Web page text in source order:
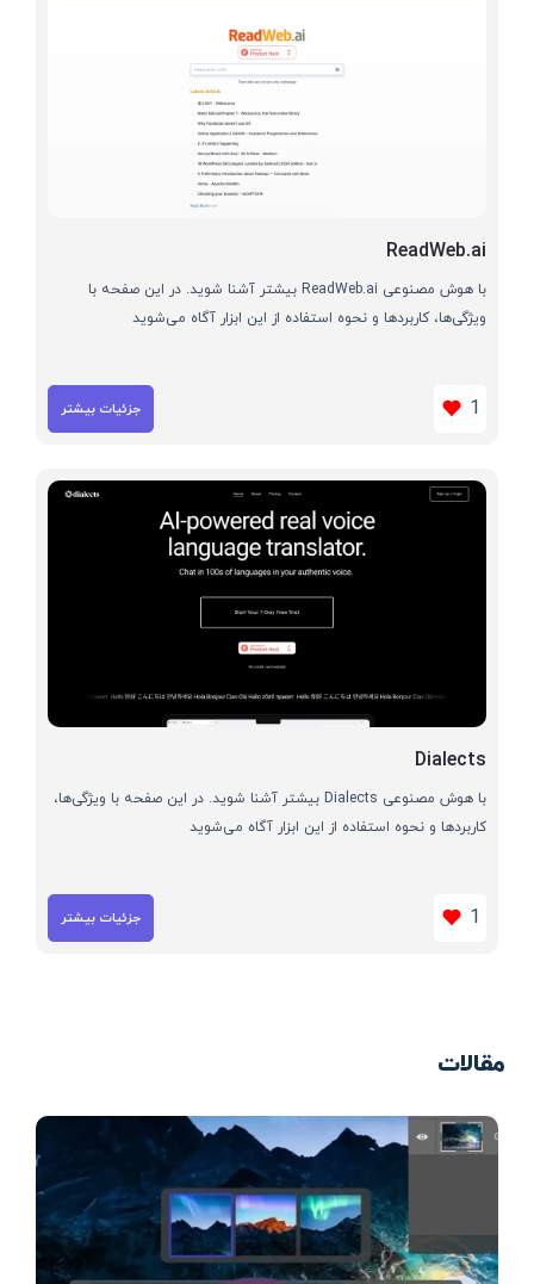
ReadWeb.ai
با هوش مصنوعی ReadWeb.ai بیشتر آشنا شوید. در این صفحه با
ویژگی‌ها، کاربردها و نحوه استفاده از این ابزار آگاه می‌شوید
1 جزئیات بیشتر
Dialects
با هوش مصنوعی Dialects بیشتر آشنا شوید. در این صفحه با ویژگی‌ها،
کاربردها و نحوه استفاده از این ابزار آگاه می‌شوید
1 جزئیات بیشتر
مقالات